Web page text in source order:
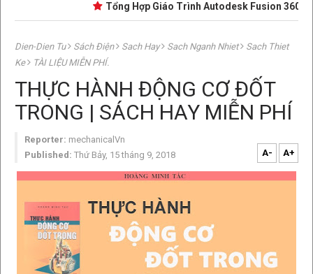
Tổng Hợp Giáo Trình Autodesk Fusion 360 | Mới
Dien-Dien Tu Sách Điện Sach Hay Sach Nganh Nhiet
Sach Thiet
Ke
TÀI LIỆU MIỄN PHÍ.
THỰC HÀNH ĐỘNG CƠ ĐỐT
TRONG | SÁCH HAY MIỄN PHÍ
Reporter: mechanicalVn
Published: Thứ Bảy, 15 tháng 9, 2018 A- A+